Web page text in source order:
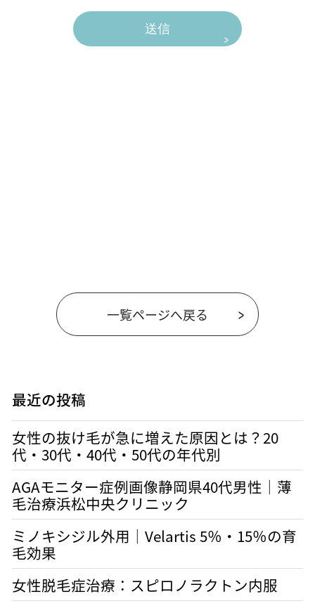
一覧ページへ戻る
最近の投稿
女性の抜け毛が急に増えた原因とは？20
代・30代・40代・50代の年代別
AGAモニター症例画像静岡県40代男性｜薄
毛治療浜松中央クリニック
ミノキシジル外用｜Velartis 5％・15％の育
毛効果
女性脱毛症治療：スピロノラクトン内服